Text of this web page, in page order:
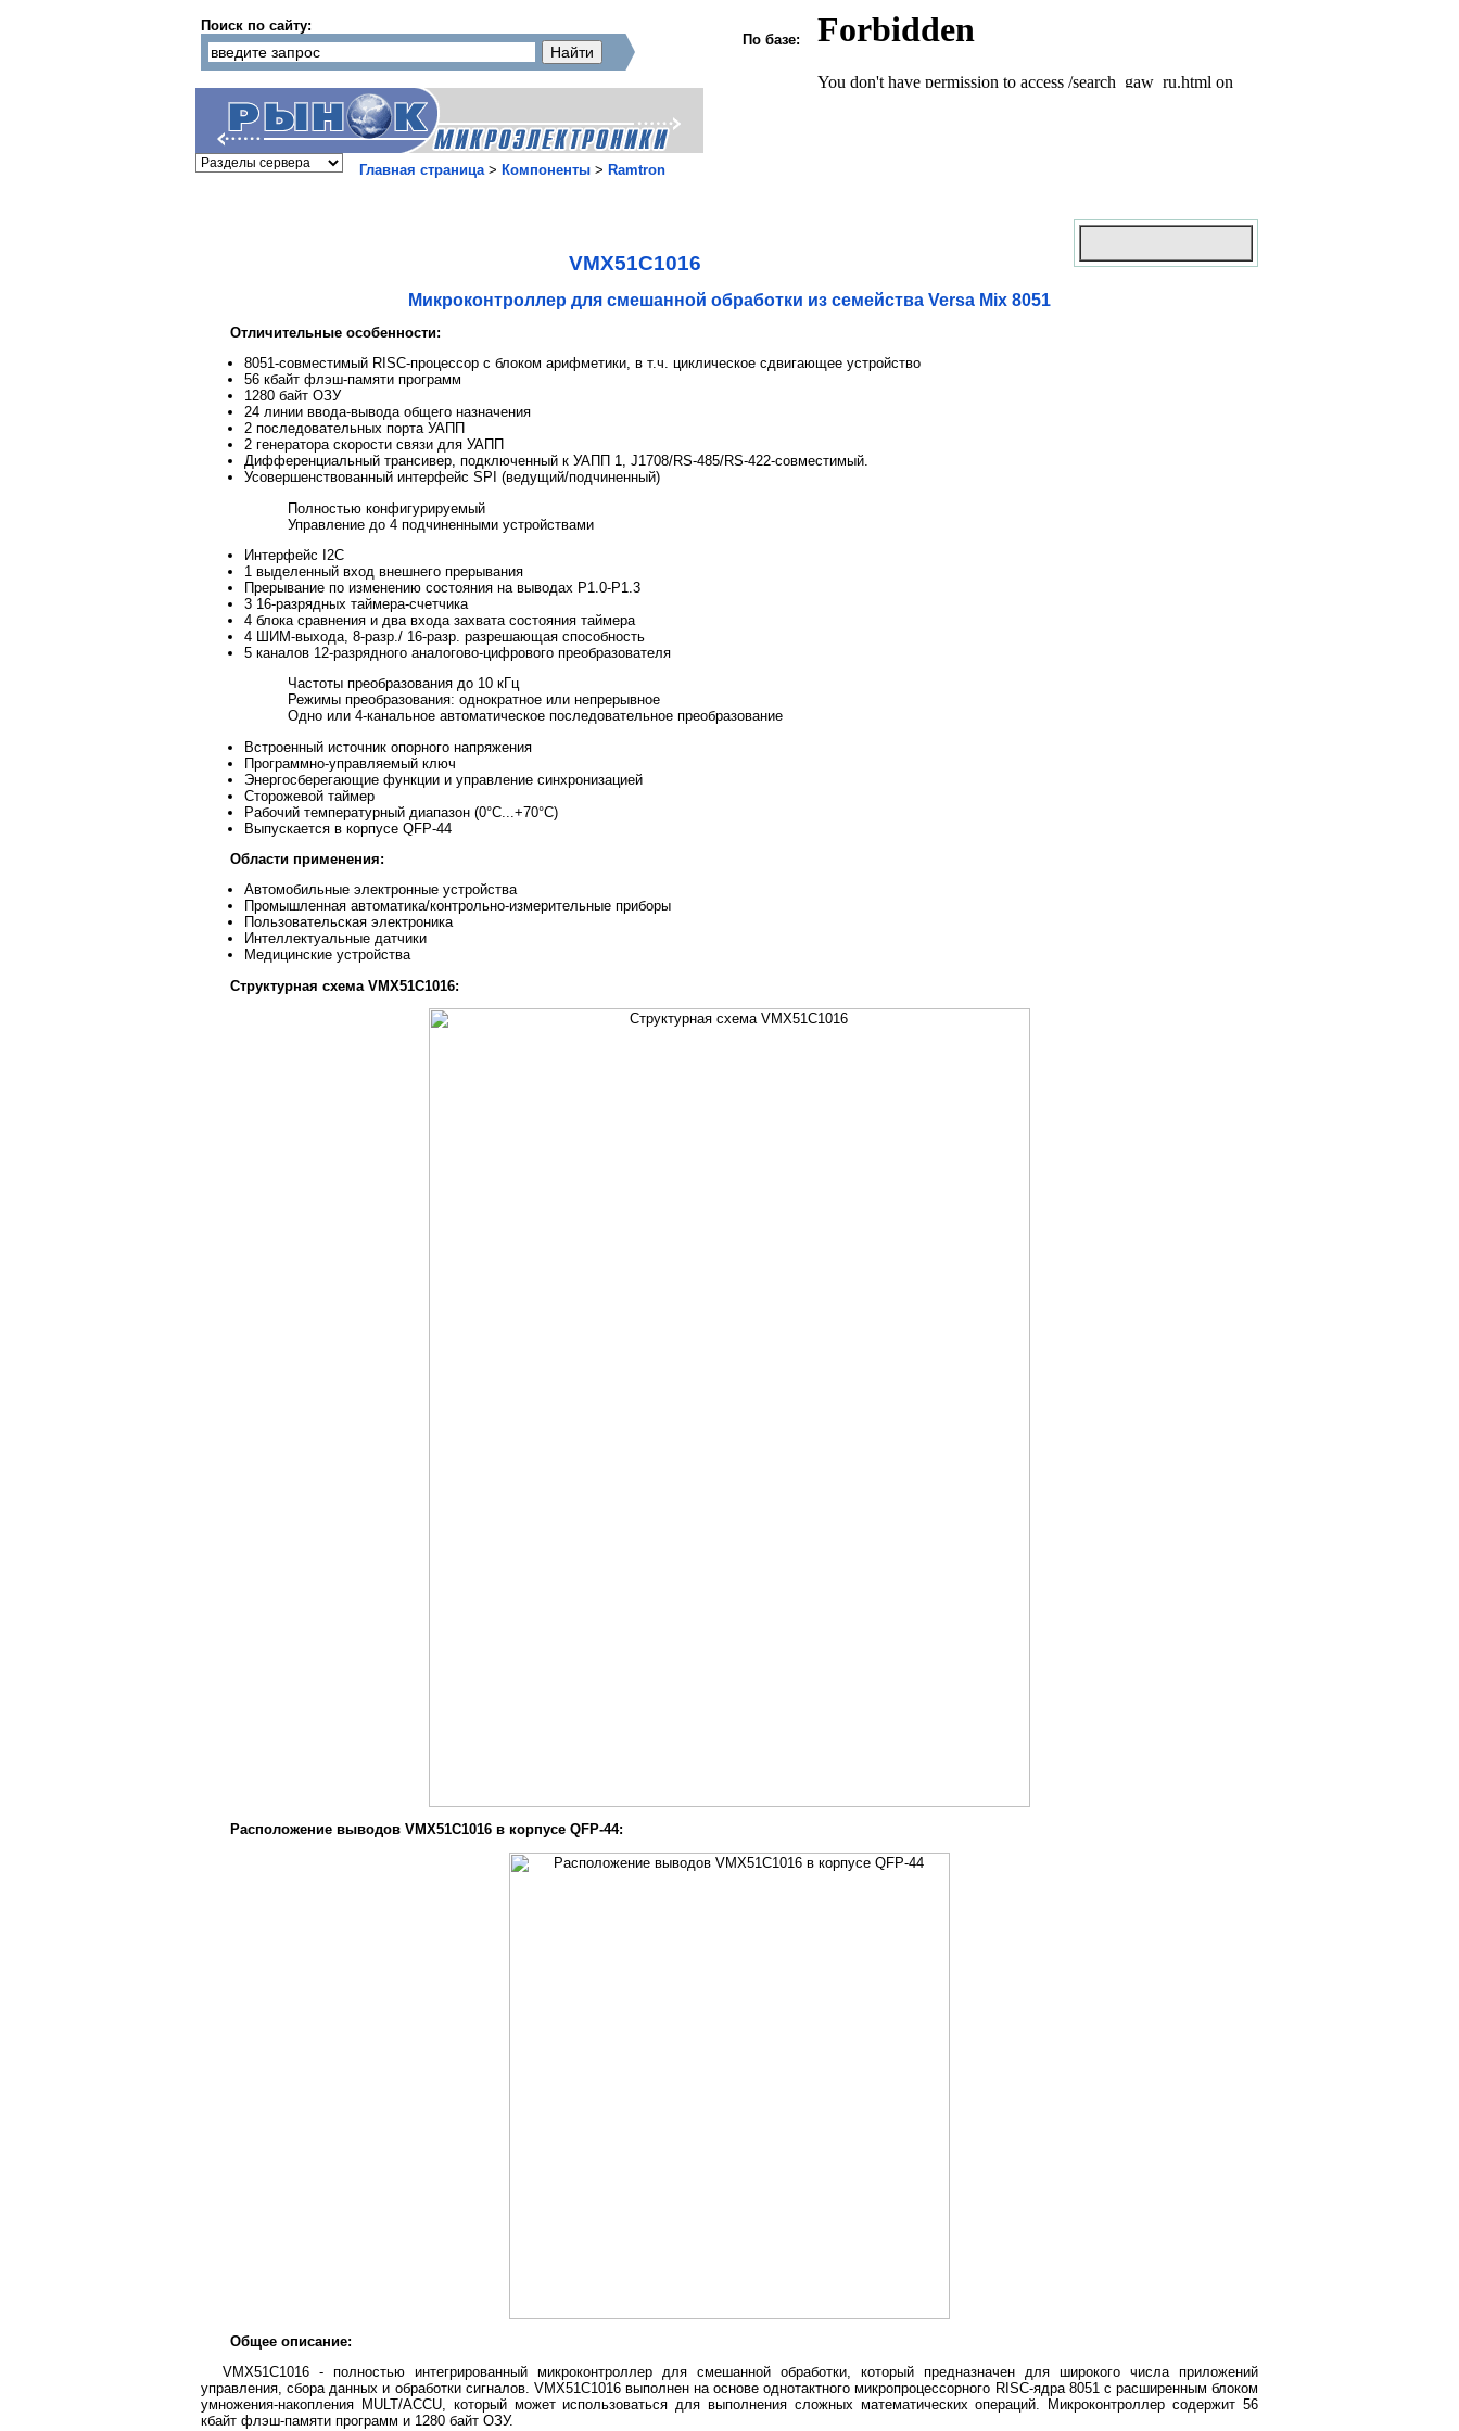
Поиск по сайту:
По базе:
Главная страница> Компоненты > Ramtron
VMX51C1016
Микроконтроллер для смешанной обработки из семейства Versa Mix 8051
Отличительные особенности:
8051-совместимый RISC-процессор с блоком арифметики, в т.ч. циклическое сдвигающее устройство
56 кбайт флэш-памяти программ
1280 байт ОЗУ
24 линии ввода-вывода общего назначения
2 последовательных порта УАПП
2 генератора скорости связи для УАПП
Дифференциальный трансивер, подключенный к УАПП 1, J1708/RS-485/RS-422-совместимый.
Усовершенствованный интерфейс SPI (ведущий/подчиненный)
Полностью конфигурируемый
Управление до 4 подчиненными устройствами
Интерфейс I2C
1 выделенный вход внешнего прерывания
Прерывание по изменению состояния на выводах P1.0-P1.3
3 16-разрядных таймера-счетчика
4 блока сравнения и два входа захвата состояния таймера
4 ШИМ-выхода, 8-разр./ 16-разр. разрешающая способность
5 каналов 12-разрядного аналогово-цифрового преобразователя
Частоты преобразования до 10 кГц
Режимы преобразования: однократное или непрерывное
Одно или 4-канальное автоматическое последовательное преобразование
Встроенный источник опорного напряжения
Программно-управляемый ключ
Энергосберегающие функции и управление синхронизацией
Сторожевой таймер
Рабочий температурный диапазон (0°C...+70°C)
Выпускается в корпусе QFP-44
Области применения:
Автомобильные электронные устройства
Промышленная автоматика/контрольно-измерительные приборы
Пользовательская электроника
Интеллектуальные датчики
Медицинские устройства
Структурная схема VMX51C1016:
Расположение выводов VMX51C1016 в корпусе QFP-44:
Общее описание:
VMX51C1016 - полностью интегрированный микроконтроллер для смешанной обработки, который предназначен для широкого числа приложений
управления, сбора данных и обработки сигналов. VMX51C1016 выполнен на основе однотактного микропроцессорного RISC-ядра 8051 с расширенным блоком
умножения-накопления MULT/ACCU, который может использоваться для выполнения сложных математических операций. Микроконтроллер содержит 56
кбайт флэш-памяти программ и 1280 байт ОЗУ.